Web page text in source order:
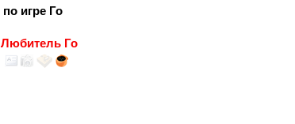
игре Го
Любитель Го